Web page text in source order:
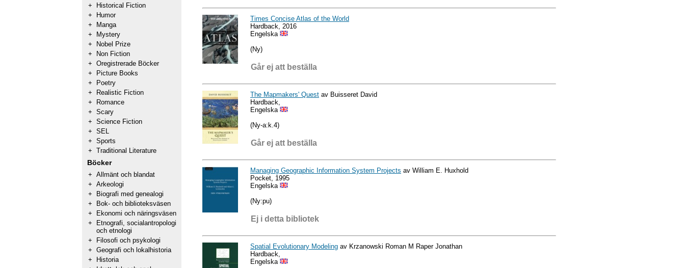
+
Historical Fiction
+
Humor
+
Manga
+
Mystery
+
Nobel Prize
+
Non Fiction
+ Oregistrerade Böcker
+
Picture Books
+
Poetry
+
Realistic Fiction
+
Romance
+ Scary
+ Science Fiction
+ SEL
+ Sports
+ Traditional Literature
Böcker
+ Allmänt och blandat
+ Arkeologi
+
Biografi med genealogi
+
Bok- och biblioteksväsen
+
Ekonomi och näringsväsen
+
Etnografi, socialantropologi
och etnologi
+
Filosofi och psykologi
+ Geografi och lokalhistoria
+
Historia
Times Concise Atlas of the World
Hardback, 2016
Engelska
(Ny)
Går ej att beställa
The Mapmakers' Quest av Buisseret David
Hardback,
Engelska
(Ny-a:k.4)
Går ej att beställa
Managing Geographic Information System Projects av William E. Huxhold
Pocket, 1995
Engelska
(Ny:pu)
Ej i detta bibliotek
Spatial Evolutionary Modeling av Krzanowski Roman M Raper Jonathan
Hardback,
Engelska